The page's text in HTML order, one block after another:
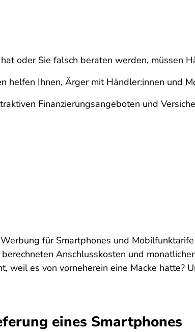
oder Sie falsch beraten werden, müssen
helfen Ihnen, Ärger mit Händler:innen und
Finanzierungsangeboten und
für Smartphones und
Anschlusskosten und
weil es von vorneherein eine Macke hatte?
eines Smartphones